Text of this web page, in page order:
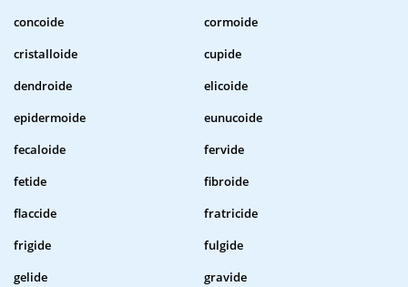
concoide
cormoide
cristalloide
cupide
dendroide
elicoide
epidermoide
eunucoide
fecaloide
fervide
fetide
fibroide
flaccide
fratricide
frigide
fulgide
gelide
gravide